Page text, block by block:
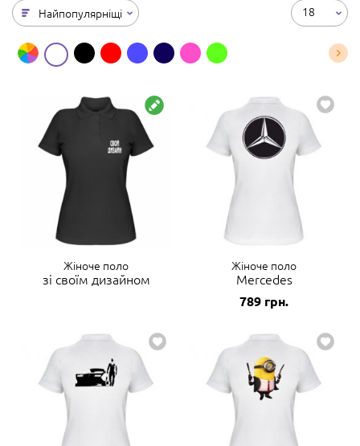
Найпопулярніщі 18
Жіноче поло
зі своїм дизайном
Жіноче поло
Mercedes
789 грн.